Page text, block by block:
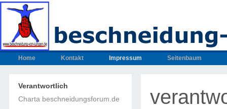
Home Kontakt Impressum Seitenbaum
Verantwortlich
Charta beschneidungsforum.de